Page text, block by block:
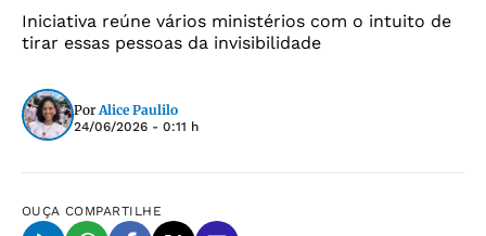
Iniciativa reúne vários ministérios com o intuito de
tirar essas pessoas da invisibilidade
Por Alice Paulilo
24/06/2026 - 0:11 h
OUÇA COMPARTILHE